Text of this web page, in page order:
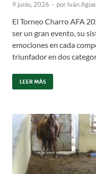
9 junio, 2026 - por Iván
El Torneo Charro AFA
ser un gran evento, su
emociones en cada
triunfador en dos
LEER MÁS